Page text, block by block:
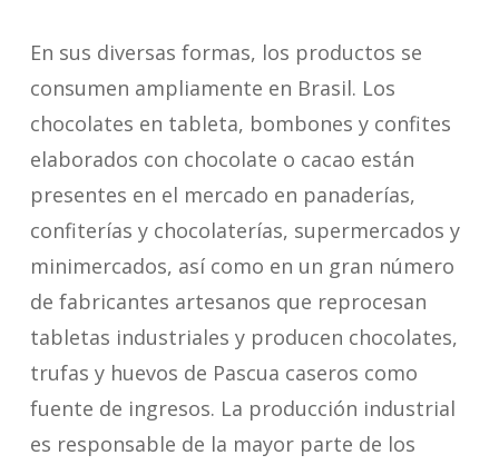
En sus diversas formas, los productos se
consumen ampliamente en Brasil. Los
chocolates en tableta, bombones y confites
elaborados con chocolate o cacao están
presentes en el mercado en panaderías,
confiterías y chocolaterías, supermercados y
minimercados, así como en un gran número
de fabricantes artesanos que reprocesan
tabletas industriales y producen chocolates,
trufas y huevos de Pascua caseros como
fuente de ingresos. La producción industrial
es responsable de la mayor parte de los